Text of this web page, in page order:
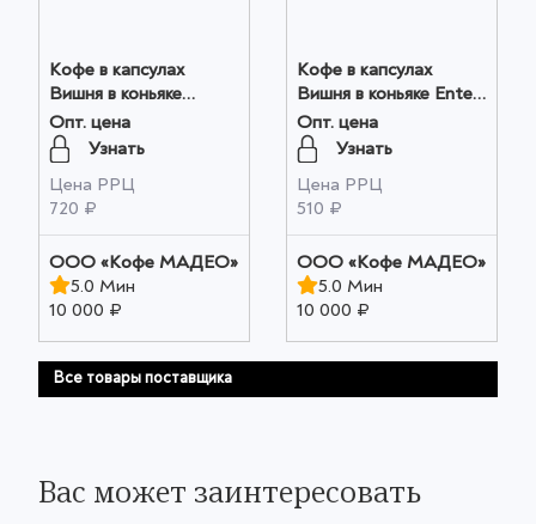
Кофе в капсулах
Вишня в коньяке
Мадео 0,075кг оптом
Опт. цена
Узнать
Цена РРЦ
720 ₽
OOO «Кофе МАДЕО»
5.0 Мин
10 000 ₽
Кофе в капсулах
Вишня в коньяке Ente
0,05кг коробочка
оптом
Опт. цена
Узнать
Цена РРЦ
510 ₽
OOO «Кофе МАДЕО»
5.0 Мин
10 000 ₽
Все товары поставщика
Вас может заинтересовать